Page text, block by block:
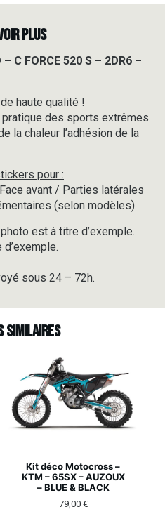
PLUS
C FORCE 520 S – 2DR6 –
haute qualité !
des sports extrêmes.
la chaleur l’adhésion de la
pour :
avant / Parties latérales
(selon modèles)
est à titre d’exemple.
sous 24 – 72h.
similaires
Kit déco Motocross –
KTM – 65SX – AUZOUX
– BLUE & BLACK
79,00 €